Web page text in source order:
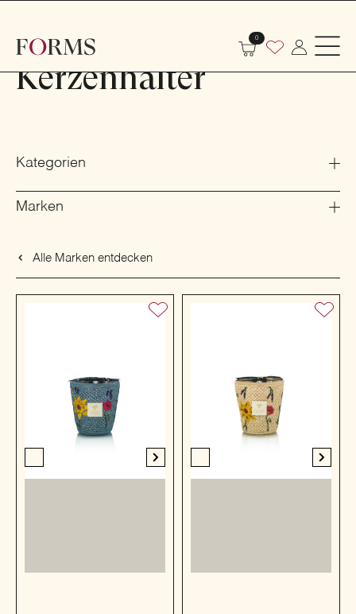
0
Kerzenhalter
Kerzenhalter
Kategorien
Marken
Alle Marken entdecken